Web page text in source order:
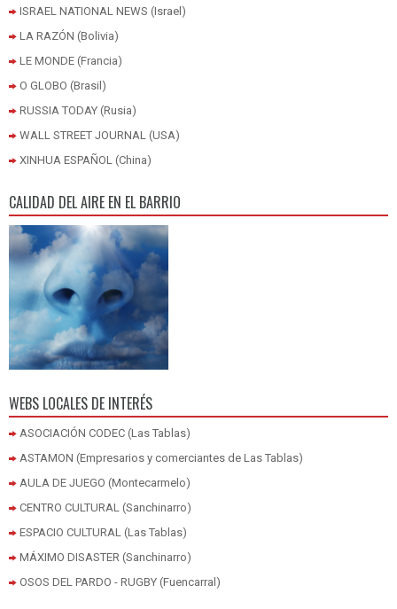
ISRAEL NATIONAL NEWS (Israel)
LA RAZÓN (Bolivia)
LE MONDE (Francia)
O GLOBO (Brasil)
RUSSIA TODAY (Rusia)
WALL STREET JOURNAL (USA)
XINHUA ESPAÑOL (China)
CALIDAD DEL AIRE EN EL BARRIO
WEBS LOCALES DE INTERÉS
ASOCIACIÓN CODEC (Las Tablas)
ASTAMON (Empresarios y comerciantes de Las Tablas)
AULA DE JUEGO (Montecarmelo)
CENTRO CULTURAL (Sanchinarro)
ESPACIO CULTURAL (Las Tablas)
MÁXIMO DISASTER (Sanchinarro)
OSOS DEL PARDO - RUGBY (Fuencarral)